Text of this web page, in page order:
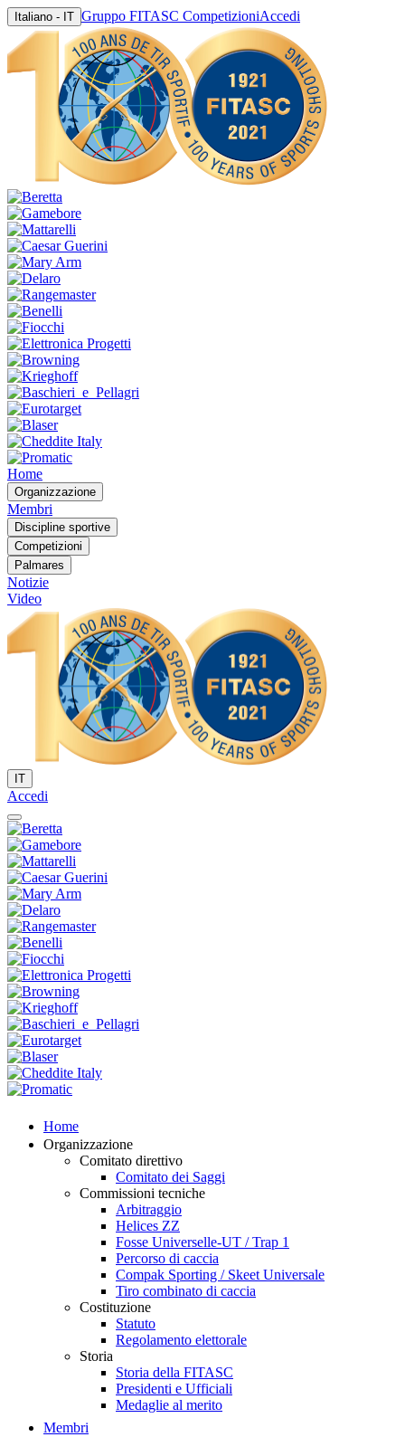
Italiano - IT Gruppo FITASC CompetizioniAccedi
Home
Organizzazione
Membri
Discipline sportive
Competizioni
Palmares
Notizie
Video
IT
Accedi
Home
Organizzazione
Comitato direttivo
Comitato dei Saggi
Commissioni tecniche
Arbitraggio
Helices ZZ
Fosse Universelle-UT / Trap 1
Percorso di caccia
Compak Sporting / Skeet Universale
Tiro combinato di caccia
Costituzione
Statuto
Regolamento elettorale
Storia
Storia della FITASC
Presidenti e Ufficiali
Medaglie al merito
Membri